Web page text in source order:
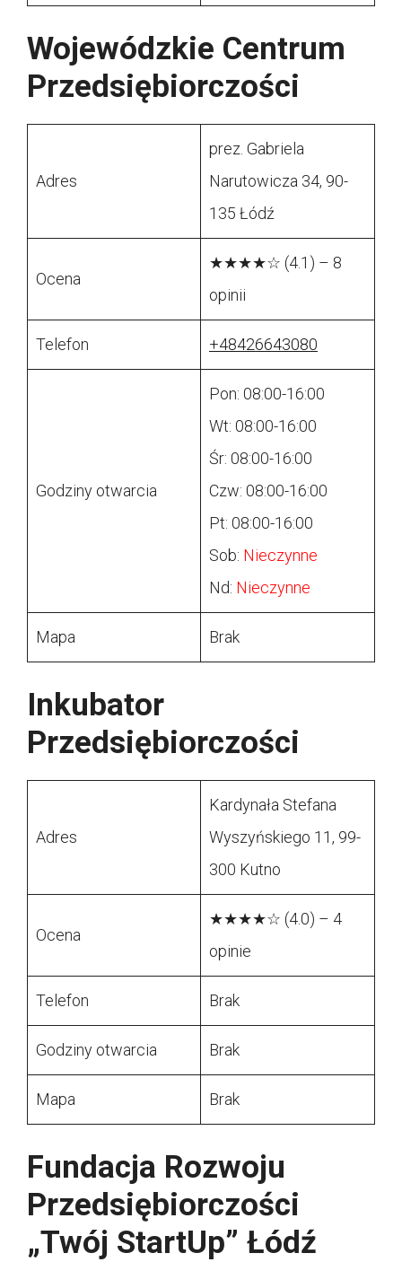
Wojewódzkie Centrum
Przedsiębiorczości
Adres
prez. Gabriela
Narutowicza 34, 90-
135 Łódź
Ocena
★★★★☆ (4.1) – 8
opinii
Telefon +48426643080
Godziny otwarcia
Pon: 08:00-16:00
Wt: 08:00-16:00
Śr: 08:00-16:00
Czw: 08:00-16:00
Pt: 08:00-16:00
Sob: Nieczynne
Nd: Nieczynne
Mapa Brak
Inkubator
Przedsiębiorczości
Adres
Kardynała Stefana
Wyszyńskiego 11, 99-
300 Kutno
Ocena
★★★★☆ (4.0) – 4
opinie
Telefon Brak
Godziny otwarcia Brak
Mapa Brak
Fundacja Rozwoju
Przedsiębiorczości
„Twój StartUp” Łódź